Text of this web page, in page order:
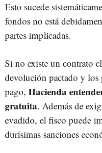
Esto sucede
fondos no está
partes implicadas.
Si no existe un contrato
devolución pactado y los
pago, Hacienda
gratuita. Además de
evadido, el fisco puede
durísimas sanciones